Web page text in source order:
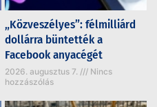
„Közveszélyes”: félmilliárd
dollárra büntették a
Facebook anyacégét
2026. augusztus 7.
Nincs
hozzászólás